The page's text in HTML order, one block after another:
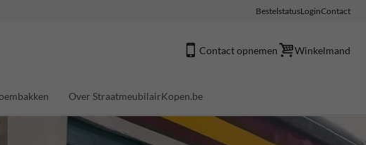
BestelstatusLoginContact
Contact opnemen Winkelmand
Over StraatmeubilairKopen.be